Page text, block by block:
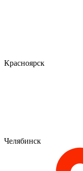
Красноярск
Челябинск